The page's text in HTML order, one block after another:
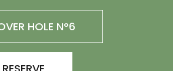
HOLE N°6